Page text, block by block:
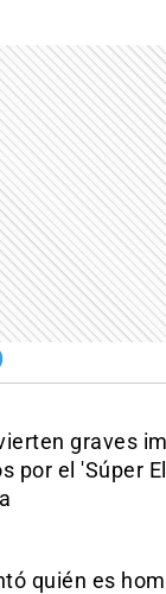
graves
por el 'Súper
quién es